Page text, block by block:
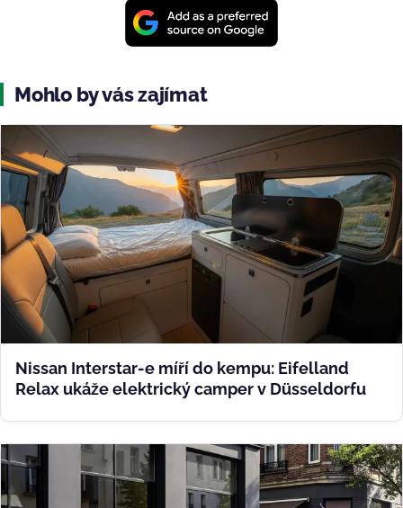
Mohlo by vás zajímat
Nissan Interstar-e míří do kempu: Eifelland
Relax ukáže elektrický camper v Düsseldorfu